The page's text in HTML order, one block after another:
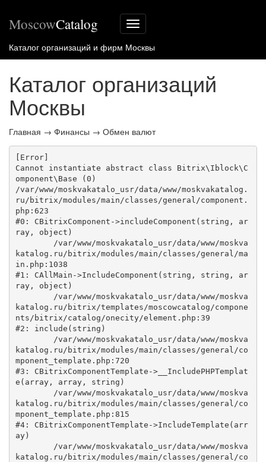
Меню
сайта
MoscowCatalog
Каталог организаций и фирм Москвы
Каталог организаций
Москвы
Главная → Финансы → Обмен валют
[Error]
Cannot instantiate abstract class Bitrix\Iblock\C
omponent\Base (0)
/var/www/moskvakatalo_usr/data/www/moskvakatalog.
ru/bitrix/modules/main/classes/general/component.
php:623
#0: CBitrixComponent->includeComponent(string, ar
ray, object)
katalog.ru/bitrix/modules/main/classes/general/ma
in.php:1038
#1: CAllMain->IncludeComponent(string, string, ar
ray, object)
katalog.ru/bitrix/templates/moscowcatalog/compone
nts/bitrix/catalog/onecity/element.php:39
#2: include(string)
katalog.ru/bitrix/modules/main/classes/general/co
mponent_template.php:720
#3: CBitrixComponentTemplate->__IncludePHPTemplat
e(array, array, string)
katalog.ru/bitrix/modules/main/classes/general/co
mponent_template.php:815
#4: CBitrixComponentTemplate->IncludeTemplate(arr
ay)
katalog.ru/bitrix/modules/main/classes/general/co